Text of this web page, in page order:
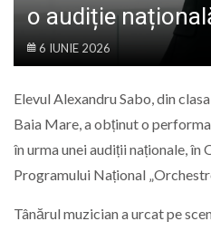
o audiție
6 IUNIE 2026
Elevul Alexandru Sabo, din
Baia Mare, a obținut o
în urma unei audiții naționale, în
Programului Național
Tânărul muzician a urcat pe